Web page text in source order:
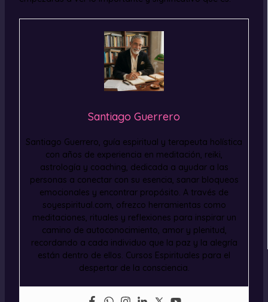
Santiago Guerrero
Santiago Guerrero, guía espiritual y terapeuta holística
con años de experiencia en meditación, reiki,
astrología y coaching, dedicada a ayudar a las
personas a conectar con su esencia, sanar bloqueos
emocionales y encontrar propósito. A través de
soyespiritual.com, ofrezco herramientas como
meditaciones, rituales y reflexiones para inspirar un
camino de autoconocimiento, amor y plenitud,
recordando a cada individuo que la paz y la alegría
están dentro de ellos. Cursos Espirituales para el
despertar de la consciencia.